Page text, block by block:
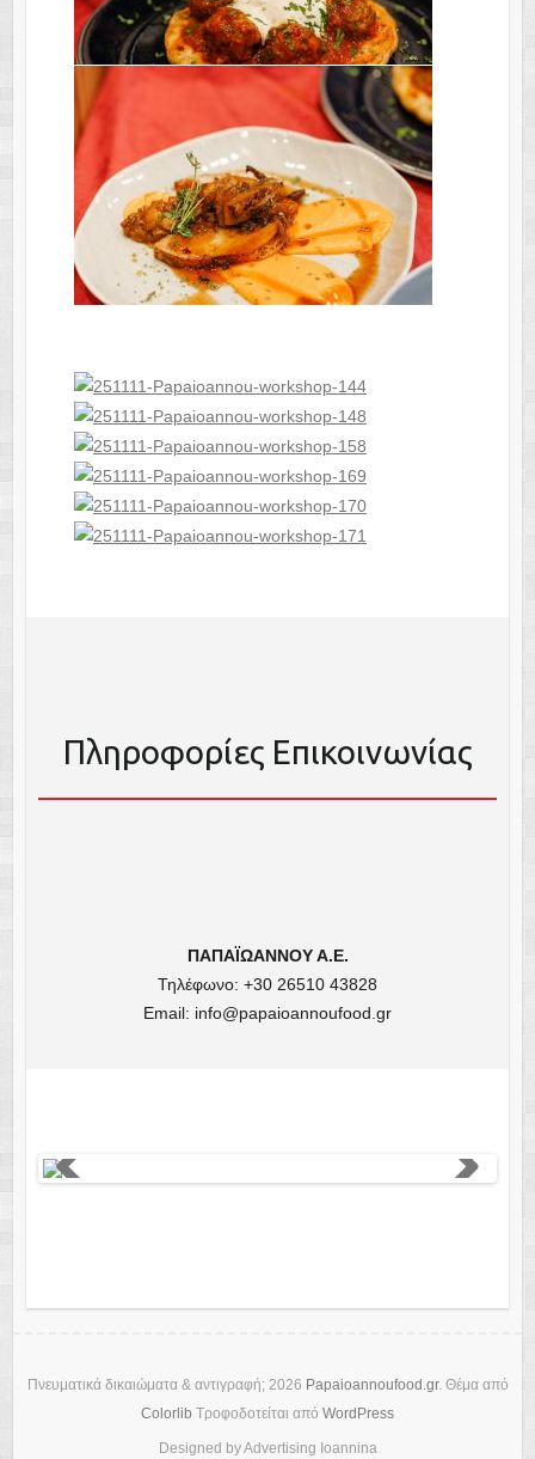
Πληροφορίες Επικοινωνίας
ΠΑΠΑΪΩΑΝΝΟΥ Α.Ε.
Τηλέφωνο: +30 26510 43828
Email: info@papaioannoufood.gr
Πνευματικά δικαιώματα & αντιγραφή; 2026 Papaioannoufood.gr. Θέμα από
Colorlib Τροφοδοτείται από WordPress
Designed by Advertising Ioannina